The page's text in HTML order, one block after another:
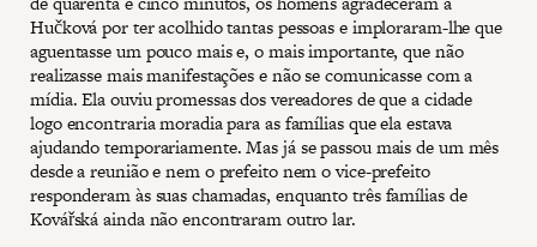
Hučková por ter acolhido tantas pessoas e imploraram-lhe que
aguentasse um pouco mais e, o mais importante, que não
realizasse mais manifestações e não se comunicasse com a
mídia. Ela ouviu promessas dos vereadores de que a cidade
logo encontraria moradia para as famílias que ela estava
ajudando temporariamente. Mas já se passou mais de um mês
desde a reunião e nem o prefeito nem o vice-prefeito
responderam às suas chamadas, enquanto três famílias de
Kovářská ainda não encontraram outro lar.